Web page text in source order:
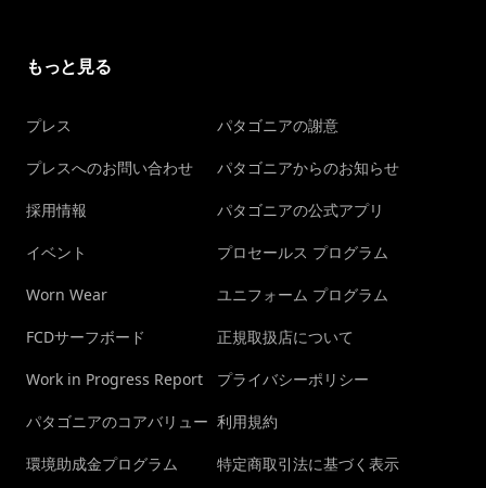
もっと見る
プレス
プレスへのお問い合わせ
採用情報
イベント
Worn Wear
FCDサーフボード
Work in Progress Report
パタゴニアのコアバリュー
環境助成金プログラム
パタゴニアの謝意
パタゴニアからのお知らせ
パタゴニアの公式アプリ
プロセールス プログラム
ユニフォーム プログラム
正規取扱店について
プライバシーポリシー
利用規約
特定商取引法に基づく表示